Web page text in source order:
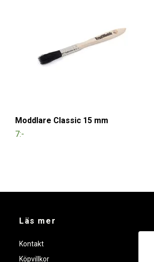
Moddlare Classic 15 mm
7:-
Läs mer
Kontakt
Köpvillkor